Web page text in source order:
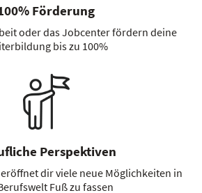
Förderung
oder das Jobcenter fördern deine
bis zu 100%
Perspektiven
dir viele neue Möglichkeiten in
Fuß zu fassen